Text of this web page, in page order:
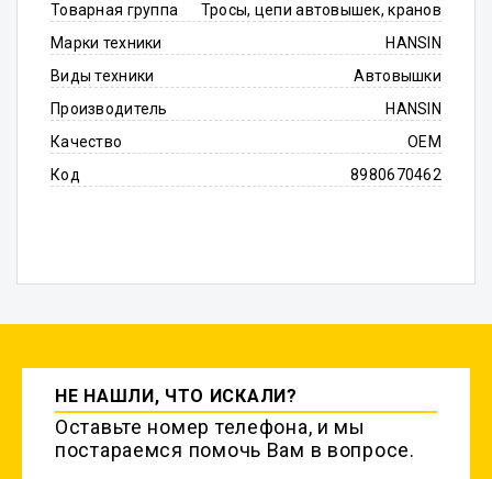
Товарная группа
Тросы, цепи автовышек, кранов
Марки техники
HANSIN
Виды техники
Автовышки
Производитель
HANSIN
Качество
OEM
Код
8980670462
НЕ НАШЛИ, ЧТО ИСКАЛИ?
Оставьте номер телефона, и мы
постараемся помочь Вам в вопросе.